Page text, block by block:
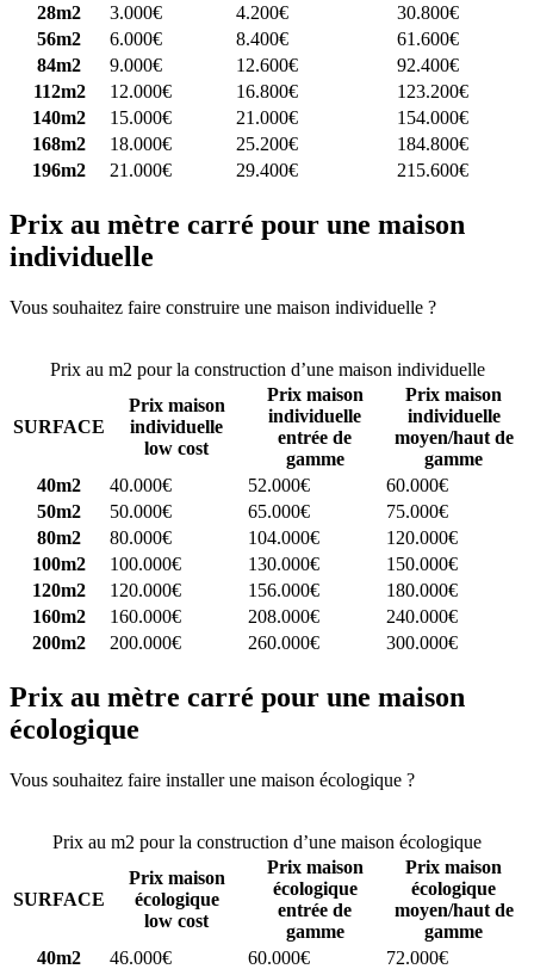
28m2
3.000€ 4.200€
30.800€
56m2
6.000€ 8.400€
61.600€
84m2
9.000€ 12.600€
92.400€
112m2
12.000€ 16.800€
123.200€
140m2
15.000€ 21.000€
154.000€
168m2
18.000€ 25.200€
184.800€
196m2
21.000€ 29.400€ 215.600€
Prix au mètre carré pour une maison
individuelle
Vous souhaitez faire construire une maison individuelle ?
Prix au m2 pour la construction d’une maison individuelle
SURFACE
Prix maison
individuelle
low cost
Prix maison
individuelle
entrée de
gamme
Prix maison
individuelle
moyen/haut de
gamme
40m2
40.000€ 52.000€
60.000€
50m2
50.000€ 65.000€
75.000€
80m2
80.000€ 104.000€
120.000€
100m2
100.000€ 130.000€
150.000€
120m2
120.000€ 156.000€
180.000€
160m2
160.000€ 208.000€
240.000€
200m2
200.000€ 260.000€ 300.000€
Prix au mètre carré pour une maison
écologique
Vous souhaitez faire installer une maison écologique ?
Prix au m2 pour la construction d’une maison écologique
SURFACE
Prix maison
écologique
low cost
Prix maison
écologique
entrée de
gamme
Prix maison
écologique
moyen/haut de
gamme
40m2
46.000€ 60.000€
72.000€